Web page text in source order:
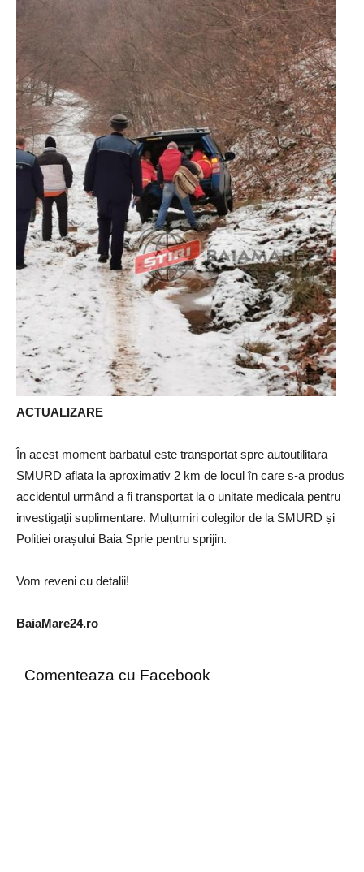
ACTUALIZARE
În acest moment barbatul este transportat spre autoutilitara
SMURD aflata la aproximativ 2 km de locul în care s-a produs
accidentul urmând a fi transportat la o unitate medicala pentru
investigații suplimentare. Mulțumiri colegilor de la SMURD și
Politiei orașului Baia Sprie pentru sprijin.
Vom reveni cu detalii!
BaiaMare24.ro
Comenteaza cu Facebook